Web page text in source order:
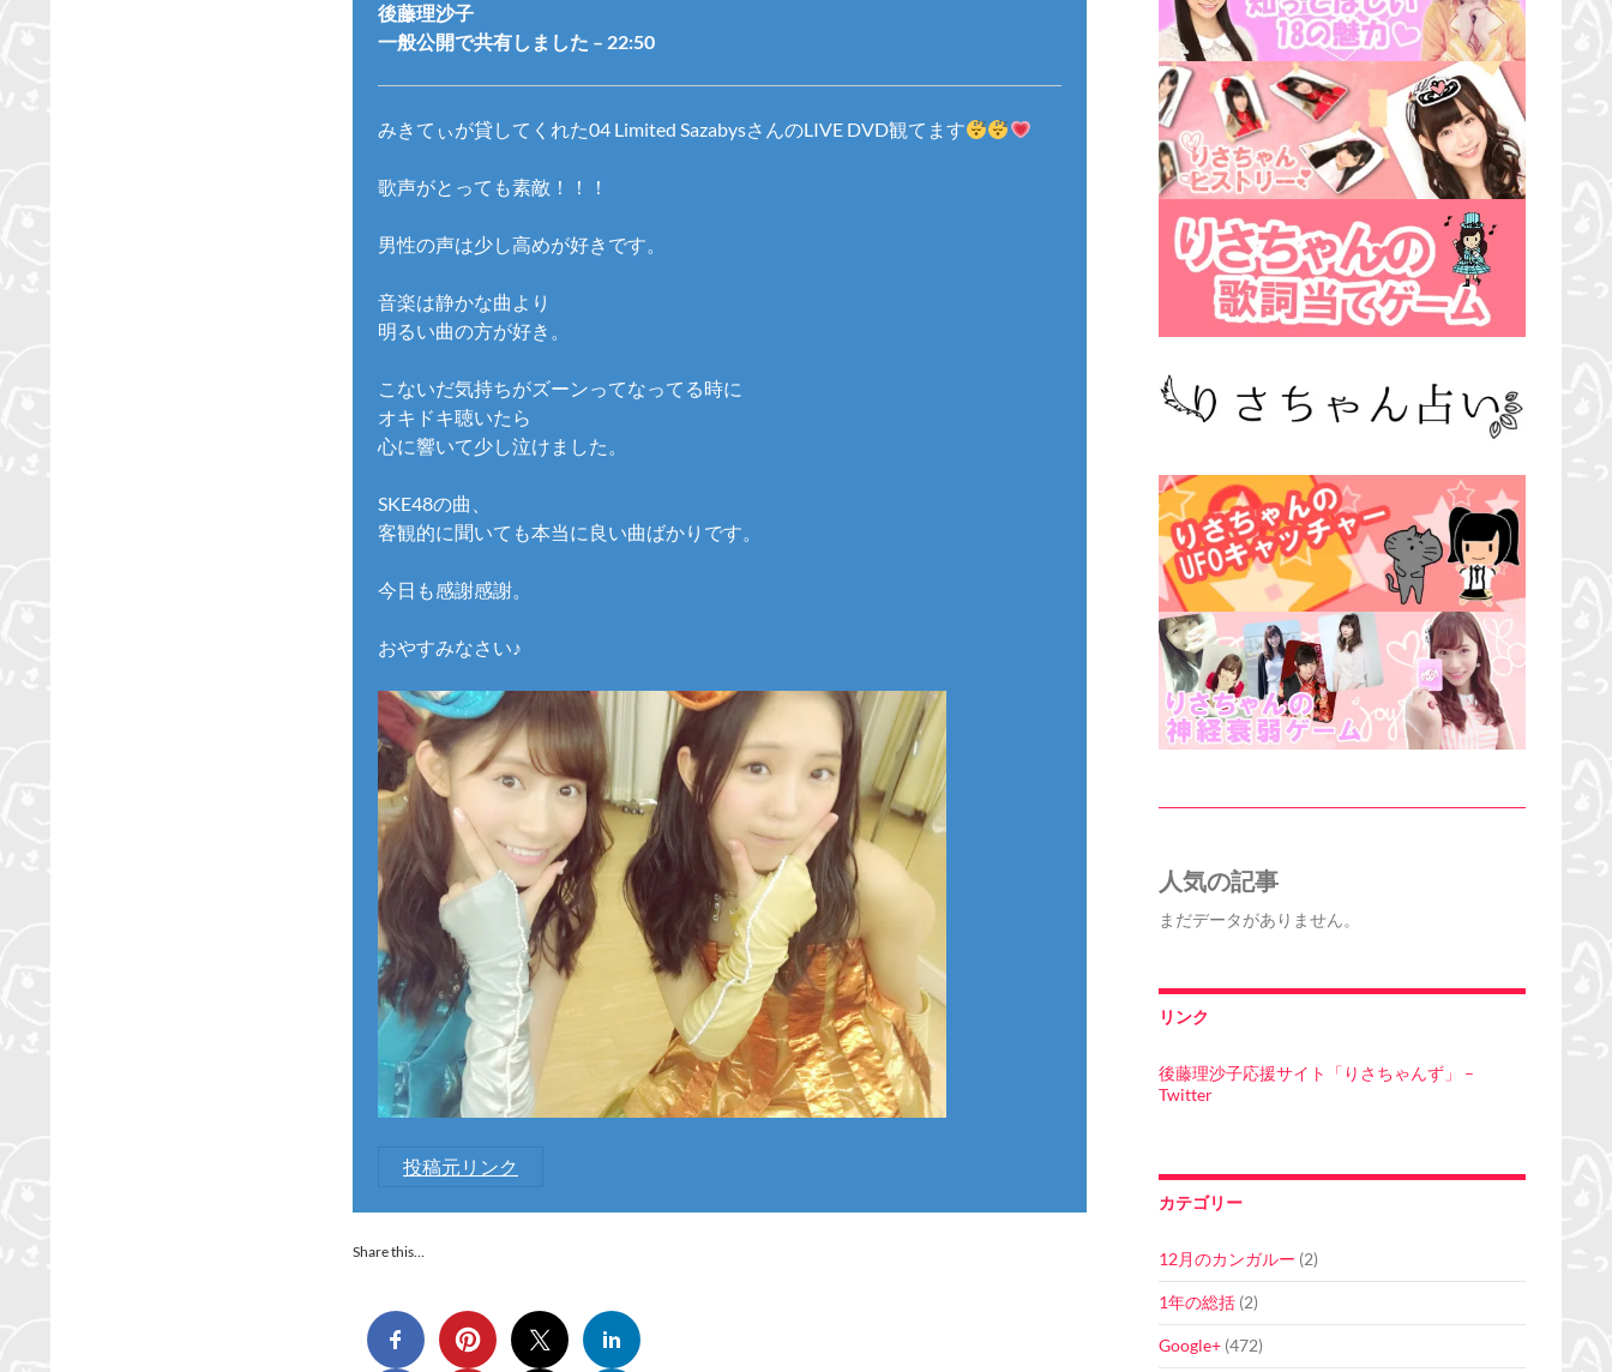
後藤理沙子
一般公開で共有しました – 22:50
みきてぃが貸してくれた04 Limited SazabysさんのLIVE DVD観てます
歌声がとっても素敵！！！
男性の声は少し高めが好きです。
音楽は静かな曲より
明るい曲の方が好き。
こないだ気持ちがズーンってなってる時に
オキドキ聴いたら
心に響いて少し泣けました。
SKE48の曲、
客観的に聞いても本当に良い曲ばかりです。
今日も感謝感謝。
おやすみなさい♪
投稿元リンク
Share this…
人気の記事
まだデータがありません。
リンク
後藤理沙子応援サイト「りさちゃんず」 –
Twitter
カテゴリー
12月のカンガルー (2)
1年の総括 (2)
Google+ (472)